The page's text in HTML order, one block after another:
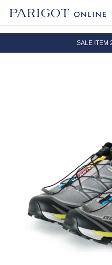
8.5 wedに会員プログ
SALE ITEM
全国送料無